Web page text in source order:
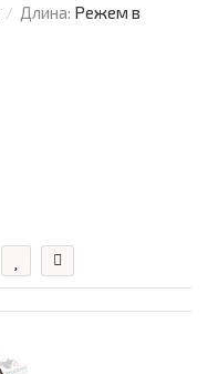
Длина: Режем в